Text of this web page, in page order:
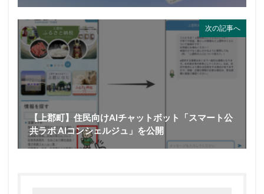
次の記事へ
【上郡町】住民向けAIチャットボット「スマート公
共ラボ AIコンシェルジュ」を公開